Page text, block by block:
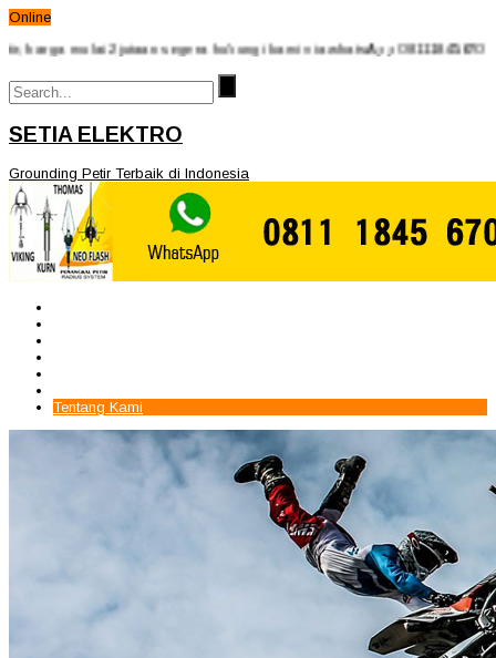
Online
mulai 2jutaan segera hubungi kami via whatsApp 08111845670 -
SETIA ELEKTRO
Grounding Petir Terbaik di Indonesia
Tentang Kami